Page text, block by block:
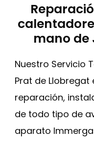
mano de
Nuestro Servicio
Prat de
reparación,
de todo tipo de
aparato